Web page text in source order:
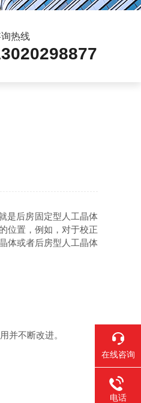
热线
是后房固定型人工晶体
位置，例如，对于校正
体或者后房型人工晶体
并不断改进。
在线咨询
电话